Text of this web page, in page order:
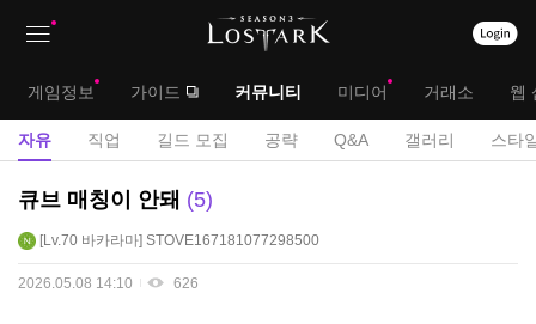
대
메
게임정보 가이드 커뮤니티 미디어 거래소 웹
서
자유 직업 길드 모집 공략 Q&A 갤러리 스타
자
게
큐브 매칭이 안돼 5
Lv.70 바카라마 STOVE167181077298500
2026.05.08 14:10 626